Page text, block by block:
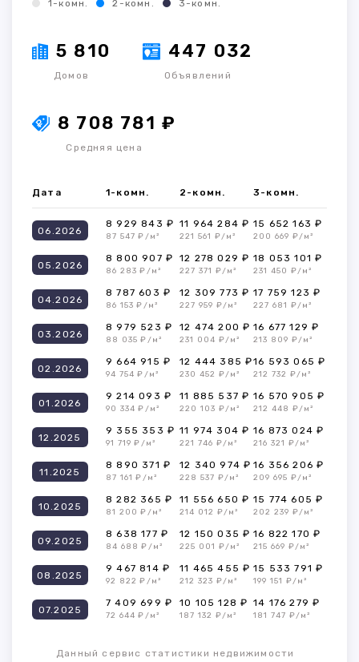
1-комн. 2-комн. 3-комн.
5 810
Домов
447 032
Объявлений
8 708 781 ₽
Средняя цена
Дата 1-комн. 2-комн. 3-комн.
06.2026
8 929 843 ₽
87 547 ₽/м²
11 964 284 ₽
221 561 ₽/м²
15 652 163 ₽
200 669 ₽/м²
05.2026
8 800 907 ₽
86 283 ₽/м²
12 278 029 ₽
227 371 ₽/м²
18 053 101 ₽
231 450 ₽/м²
04.2026
8 787 603 ₽
86 153 ₽/м²
12 309 773 ₽
227 959 ₽/м²
17 759 123 ₽
227 681 ₽/м²
03.2026
8 979 523 ₽
88 035 ₽/м²
12 474 200 ₽
231 004 ₽/м²
16 677 129 ₽
213 809 ₽/м²
02.2026
9 664 915 ₽
94 754 ₽/м²
12 444 385 ₽
230 452 ₽/м²
16 593 065 ₽
212 732 ₽/м²
01.2026
9 214 093 ₽
90 334 ₽/м²
11 885 537 ₽
220 103 ₽/м²
16 570 905 ₽
212 448 ₽/м²
12.2025
9 355 353 ₽
91 719 ₽/м²
11 974 304 ₽
221 746 ₽/м²
16 873 024 ₽
216 321 ₽/м²
11.2025
8 890 371 ₽
87 161 ₽/м²
12 340 974 ₽
228 537 ₽/м²
16 356 206 ₽
209 695 ₽/м²
10.2025
8 282 365 ₽
81 200 ₽/м²
11 556 650 ₽
214 012 ₽/м²
15 774 605 ₽
202 239 ₽/м²
09.2025
8 638 177 ₽
84 688 ₽/м²
12 150 035 ₽
225 001 ₽/м²
16 822 170 ₽
215 669 ₽/м²
08.2025
9 467 814 ₽
92 822 ₽/м²
11 465 455 ₽
212 323 ₽/м²
15 533 791 ₽
199 151 ₽/м²
07.2025
7 409 699 ₽
72 644 ₽/м²
10 105 128 ₽
187 132 ₽/м²
14 176 279 ₽
181 747 ₽/м²
Данный сервис статистики недвижимости